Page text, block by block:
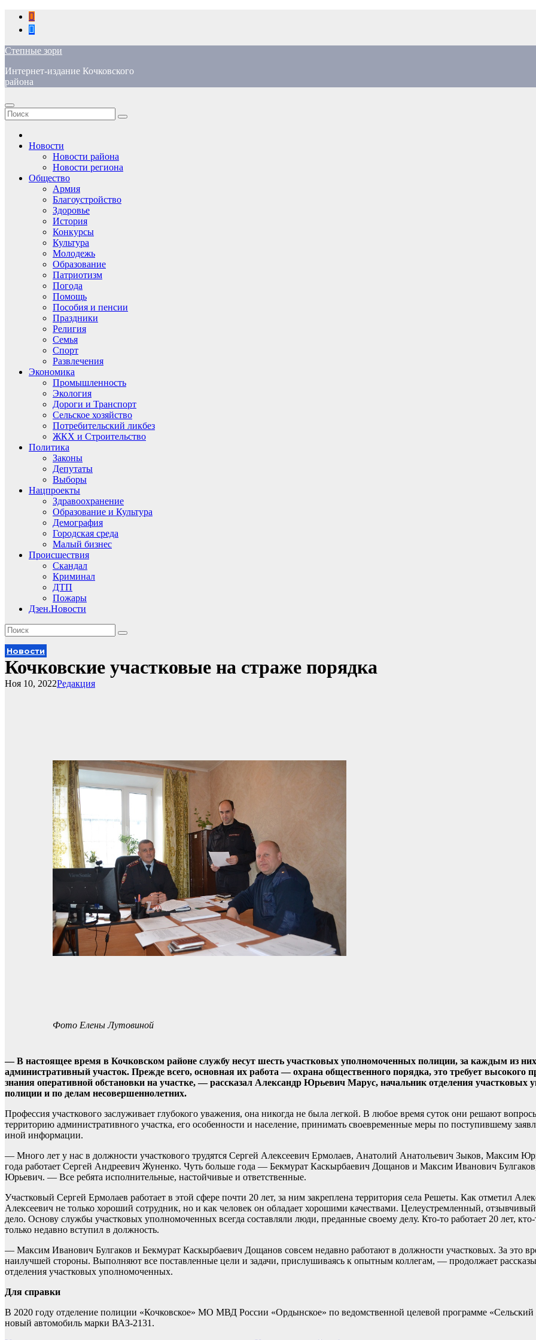
Перейти
содержимому
Степные зори
Интернет-издание Кочковского
района
Новости
Новости района
Новости региона
Общество
Армия
Благоустройство
Здоровье
История
Конкурсы
Культура
Молодежь
Образование
Патриотизм
Погода
Помощь
Пособия и пенсии
Праздники
Религия
Семья
Спорт
Развлечения
Экономика
Промышленность
Экология
Дороги и Транспорт
Сельское хозяйство
Потребительский ликбез
ЖКХ и Строительство
Политика
Законы
Депутаты
Выборы
Нацпроекты
Здравоохранение
Образование и Культура
Демография
Городская среда
Малый бизнес
Происшествия
Скандал
Криминал
ДТП
Пожары
Дзен.Новости
Новости
Кочковские участковые на страже порядка
Редакция
Ноя 10, 2022
Фото Елены Лутовиной
— В настоящее время в Кочковском районе службу несут шесть участковых уполномоченных полиции, за каждым из них
административный участок. Прежде всего, основная их работа — охрана общественного порядка, это требует высокого
знания оперативной обстановки на участке, — рассказал Александр Юрьевич Марус, начальник отделения участковых
полиции и по делам несовершеннолетних.
Профессия участкового заслуживает глубокого уважения, она никогда не была легкой. В любое время суток они решают
территорию административного участка, его особенности и население, принимать своевременные меры по поступившему
иной информации.
— Много лет у нас в должности участкового трудятся Сергей Алексеевич Ермолаев, Анатолий Анатольевич Зыков, Максим
года работает Сергей Андреевич Жуненко. Чуть больше года — Бекмурат Каскырбаевич Дощанов и Максим Иванович
Юрьевич. — Все ребята исполнительные, настойчивые и ответственные.
Участковый Сергей Ермолаев работает в этой сфере почти 20 лет, за ним закреплена территория села Решеты. Как отметил
Алексеевич не только хороший сотрудник, но и как человек он обладает хорошими качествами. Целеустремленный,
дело. Основу службы участковых уполномоченных всегда составляли люди, преданные своему делу. Кто-то работает 20 лет,
только недавно вступил в должность.
— Максим Иванович Булгаков и Бекмурат Каскырбаевич Дощанов совсем недавно работают в должности участковых. За это
наилучшей стороны. Выполняют все поставленные цели и задачи, прислушиваясь к опытным коллегам, — продолжает
отделения участковых уполномоченных.
Для справки
В 2020 году отделение полиции «Кочковское» МО МВД России «Ордынское» по ведомственной целевой программе «Сельский
новый автомобиль марки ВАЗ-2131.